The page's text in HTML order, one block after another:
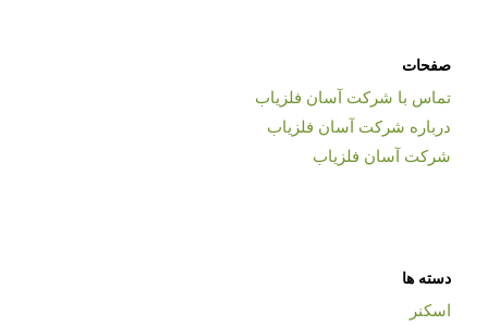
صفحات
تماس با شرکت آسان فلزیاب
درباره شرکت آسان فلزیاب
شرکت آسان فلزیاب
دسته ها
اسکنر